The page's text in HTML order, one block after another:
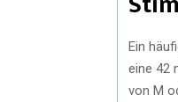
Ein
eine 42
von M